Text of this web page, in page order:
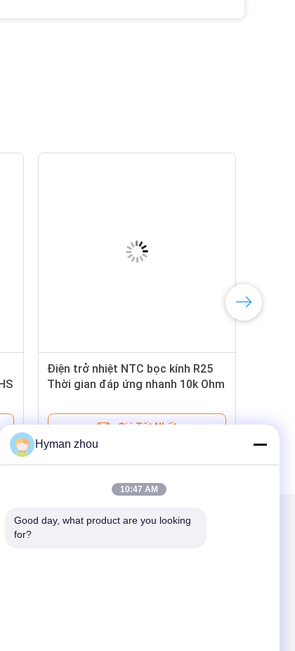
Điện trở nhiệt NTC bọc kính R25
Thời gian đáp ứng nhanh 10k Ohm
Giá Tốt Nhất
Đông
Gửi thư cho chúng tôi
Hyman zhou
10:47 AM
Good day, what product are you looking
for?